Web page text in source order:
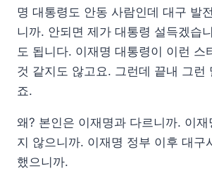
명 대통령도 안동 사람인데 대구 발
니까. 안되면 제가 대통령 설득겠습
도 됩니다. 이재명 대통령이 이런 스
것 같지도 않고요. 그런데 끝내 그런
죠.
왜? 본인은 이재명과 다르니까. 이재
지 않으니까. 이재명 정부 이후 대구
했으니까.